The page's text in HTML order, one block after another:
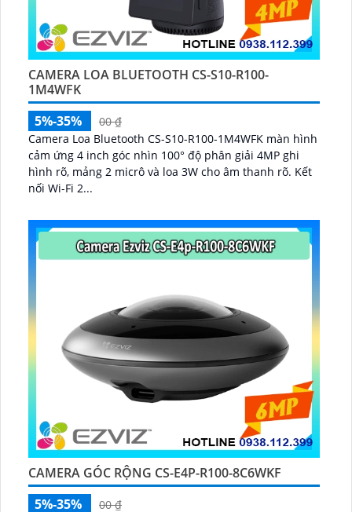
CAMERA LOA BLUETOOTH CS-S10-R100-
1M4WFK
5%-35%
00 ₫
Camera Loa Bluetooth CS-S10-R100-1M4WFK màn hình
cảm ứng 4 inch góc nhìn 100° độ phân giải 4MP ghi
hình rõ, mảng 2 micrô và loa 3W cho âm thanh rõ. Kết
nối Wi-Fi 2...
CAMERA GÓC RỘNG CS-E4P-R100-8C6WKF
5%-35%
00 ₫